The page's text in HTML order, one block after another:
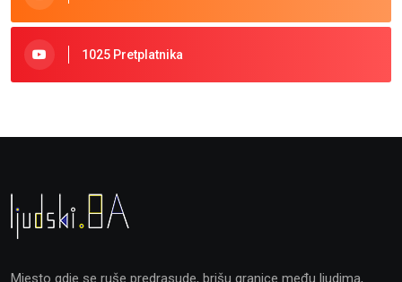
1025 Pretplatnika
Mjesto gdje se ruše predrasude, brišu granice među ljudima,